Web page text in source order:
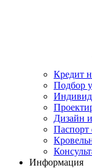
Кредит
Подбор
Дизайн
Паспорт
Информация